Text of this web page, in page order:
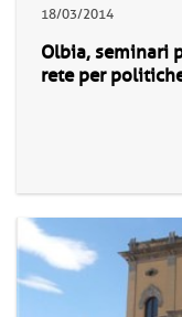
18/03/2014
Olbia, seminari
rete per